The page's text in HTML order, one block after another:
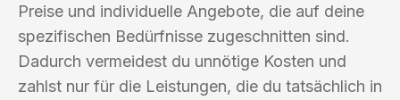
Preise und individuelle Angebote, die auf deine
spezifischen Bedürfnisse zugeschnitten sind.
Dadurch vermeidest du unnötige Kosten und
zahlst nur für die Leistungen, die du tatsächlich in